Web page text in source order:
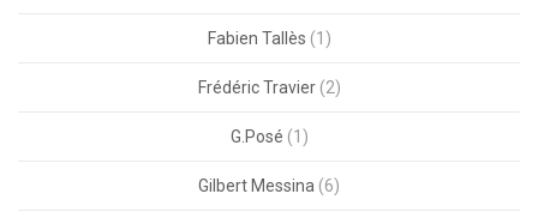
Fabien Tallès (1)
Frédéric Travier(2)
G.Posé (1)
Gilbert Messina (6)